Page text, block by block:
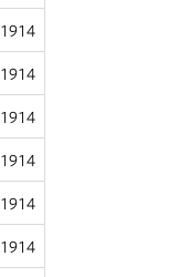
1914
1914
1914
1914
1914
1914